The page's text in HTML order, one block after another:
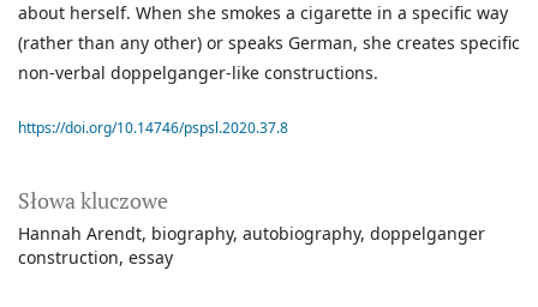
Słowa kluczowe
Hannah Arendt biography autobiography doppelganger
construction essay
about herself. When she smokes a cigarette in a specific way
(rather than any other) or speaks German, she creates specific
non-verbal doppelganger-like constructions.
https://doi.org/10.14746/pspsl.2020.37.8